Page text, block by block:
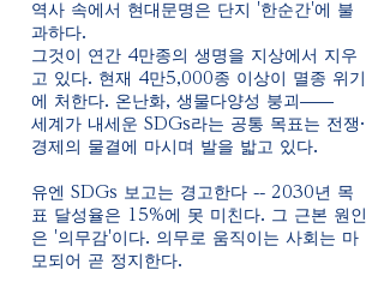
역사 속에서 현대문명은 단지 '한순간'에 불
과하다.
그것이 연간 4만종의 생명을 지상에서 지우
고 있다. 현재 4만5,000종 이상이 멸종 위기
에 처한다. 온난화, 생물다양성 붕괴——
세계가 내세운 SDGs라는 공통 목표는 전쟁·
경제의 물결에 마시며 발을 밟고 있다.
유엔 SDGs 보고는 경고한다 -- 2030년 목
표 달성율은 15%에 못 미친다. 그 근본 원인
은 '의무감'이다. 의무로 움직이는 사회는 마
모되어 곧 정지한다.